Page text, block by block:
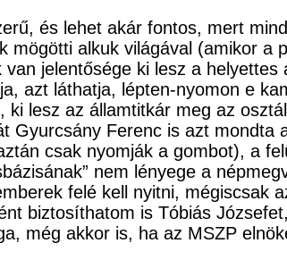
és lehet akár fontos, mert
mögötti alkuk világával (amikor
jelentősége ki lesz a
azt láthatja, lépten-nyomon e
ki lesz az államtitkár meg az
Gyurcsány Ferenc is azt mondta
csak nyomják a gombot), a
nem lényege a
felé kell nyitni, mégiscsak
biztosíthatom is Tóbiás
még akkor is, ha az MSZP